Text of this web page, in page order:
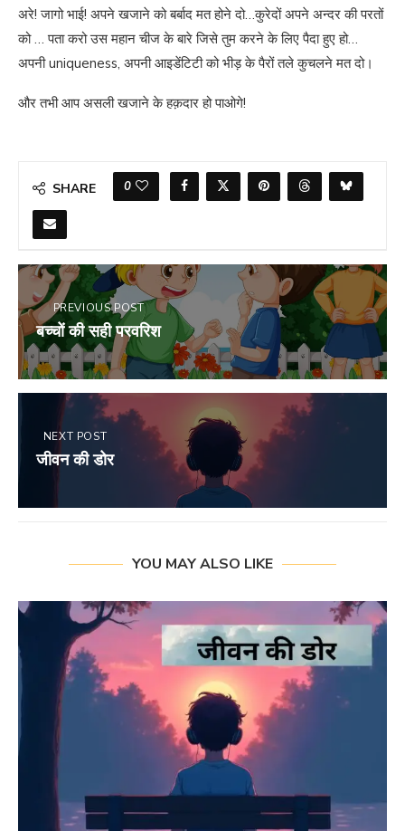
अरे! जागो भाई! अपने खजाने को बर्बाद मत होने दो…कुरेदों अपने अन्दर की परतों
को … पता करो उस महान चीज के बारे जिसे तुम करने के लिए पैदा हुए हो…
अपनी uniqueness, अपनी आइडेंटिटी को भीड़ के पैरों तले कुचलने मत दो।
और तभी आप असली खजाने के हक़दार हो पाओगे!
SHARE 0
PREVIOUS POST
बच्चों की सही परवरिश
NEXT POST
जीवन की डोर
YOU MAY ALSO LIKE